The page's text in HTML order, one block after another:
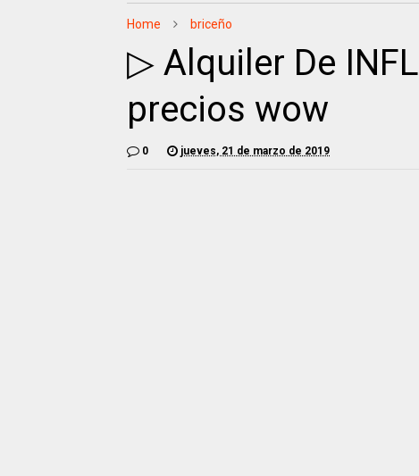
Home briceño
▷ Alquiler De
precios wow
0 jueves, 21 de marzo de 2019